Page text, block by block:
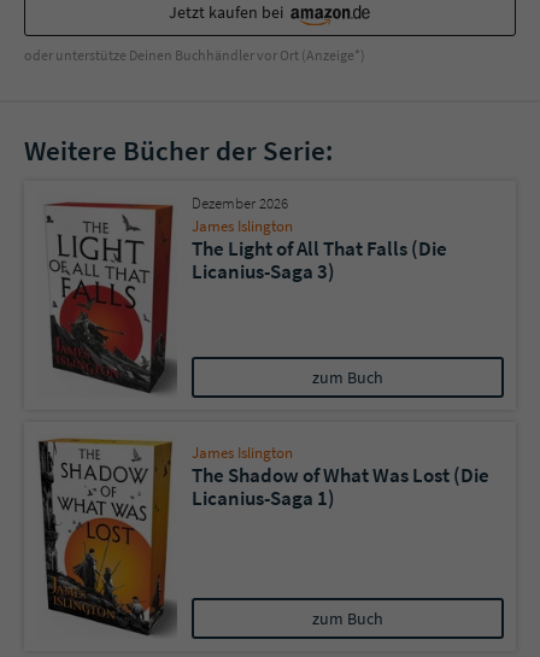
Jetzt kaufen bei
oder unterstütze Deinen Buchhändler vor Ort (Anzeige*)
Weitere Bücher der Serie:
Dezember 2026
James Islington
The Light of All That Falls (Die
Licanius-Saga 3)
zum Buch
James Islington
The Shadow of What Was Lost (Die
Licanius-Saga 1)
zum Buch